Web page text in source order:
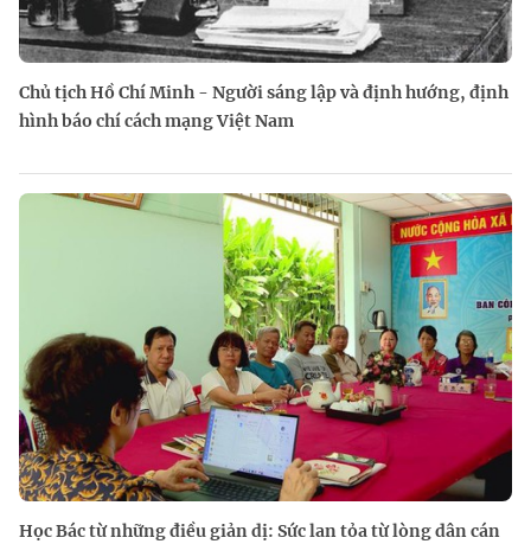
Chủ tịch Hồ Chí Minh - Người sáng lập và định hướng, định
hình báo chí cách mạng Việt Nam
Học Bác từ những điều giản dị: Sức lan tỏa từ lòng dân cán